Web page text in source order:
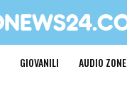
GIOVANILI AUDIO ZONE